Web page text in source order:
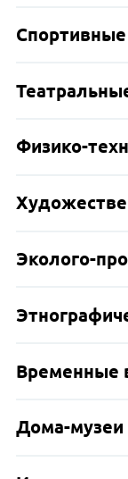
Физико-
Эколого-
Временные
Дома-музеи